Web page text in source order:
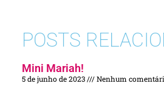
POSTS
Mini Mariah!
5 de junho de 2023 Nenhum